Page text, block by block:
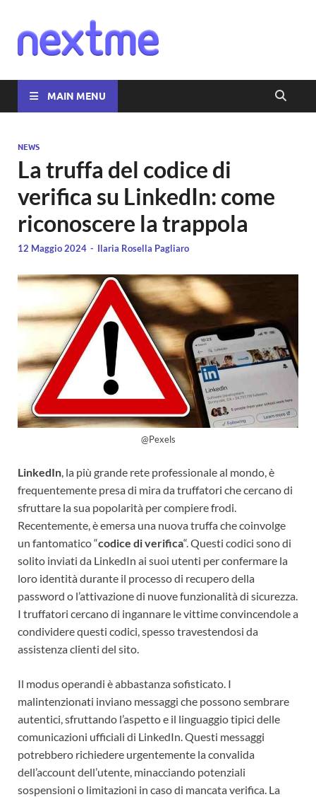
MAIN MENU
NEWS
La truffa del codice di
verifica su LinkedIn: come
riconoscere la trappola
12 Maggio 2024 - Ilaria Rosella Pagliaro
@Pexels
LinkedIn , la più grande rete professionale al mondo, è
frequentemente presa di mira da truffatori che cercano di
sfruttare la sua popolarità per compiere frodi.
Recentemente, è emersa una nuova truffa che coinvolge
un fantomatico “codice di verifica“. Questi codici sono di
solito inviati da LinkedIn ai suoi utenti per confermare la
loro identità durante il processo di recupero della
password o l’attivazione di nuove funzionalità di sicurezza.
I truffatori cercano di ingannare le vittime convincendole a
condividere questi codici, spesso travestendosi da
assistenza clienti del sito.
Il modus operandi è abbastanza sofisticato. I
malintenzionati inviano messaggi che possono sembrare
autentici, sfruttando l’aspetto e il linguaggio tipici delle
comunicazioni ufficiali di LinkedIn. Questi messaggi
potrebbero richiedere urgentemente la convalida
dell’account dell’utente, minacciando potenziali
sospensioni o limitazioni in caso di mancata verifica. La